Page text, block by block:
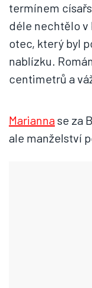
termínem
déle nechtělo v
otec, který byl
nablízku.
centimetrů a
Mariannase za
ale manželství